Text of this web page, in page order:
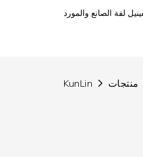
لفة الصانع والمورد
KunLin منتجات